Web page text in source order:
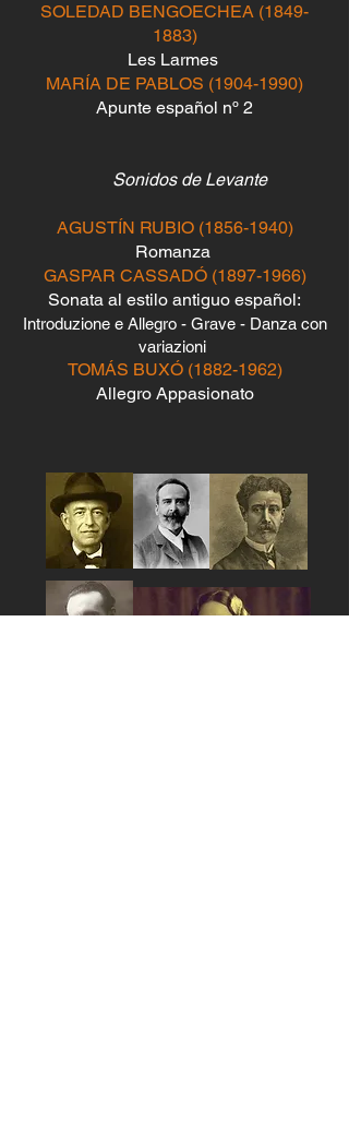
SOLEDAD BENGOECHEA (1849-
1883)
Les Larmes
MARÍA DE PABLOS (1904-1990)
Apunte español nº 2
Sonidos de Levante
AGUSTÍN RUBIO (1856-1940)
Romanza
GASPAR CASSADÓ (1897-1966)
Sonata al estilo antiguo español:
Introduzione e Allegro - Grave - Danza con
variazioni
TOMÁS BUXÓ (1882-1962)
Allegro Appasionato